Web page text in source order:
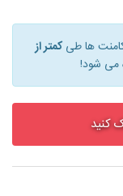
ها طیکمتر از
می شود!
کنید